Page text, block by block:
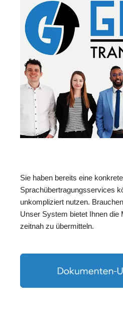
Sie haben bereits eine
Sprachübertragungsservices
unkompliziert nutzen.
Unser System bietet Ihnen die
zeitnah zu übermitteln.